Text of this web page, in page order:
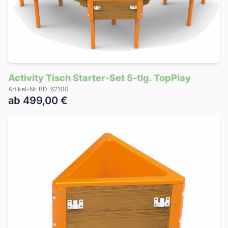
Activity Tisch Starter-Set 5-tlg. TopPlay
Artikel-Nr. BD-62100
ab 499,00 €